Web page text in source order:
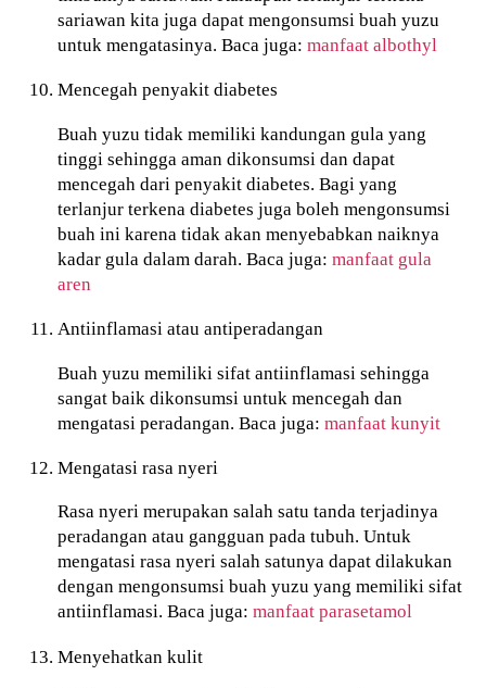
sariawan kita juga dapat mengonsumsi buah yuzu
untuk mengatasinya. Baca juga:manfaat albothyl
Mencegah penyakit diabetes
Buah yuzu tidak memiliki kandungan gula yang
tinggi sehingga aman dikonsumsi dan dapat
mencegah dari penyakit diabetes. Bagi yang
terlanjur terkena diabetes juga boleh mengonsumsi
buah ini karena tidak akan menyebabkan naiknya
kadar gula dalam darah. Baca juga:manfaat gula
aren
Antiinflamasi atau antiperadangan
Buah yuzu memiliki sifat antiinflamasi sehingga
sangat baik dikonsumsi untuk mencegah dan
mengatasi peradangan. Baca juga:manfaat kunyit
Mengatasi rasa nyeri
Rasa nyeri merupakan salah satu tanda terjadinya
peradangan atau gangguan pada tubuh. Untuk
mengatasi rasa nyeri salah satunya dapat dilakukan
dengan mengonsumsi buah yuzu yang memiliki sifat
antiinflamasi. Baca juga:manfaat parasetamol
Menyehatkan kulit